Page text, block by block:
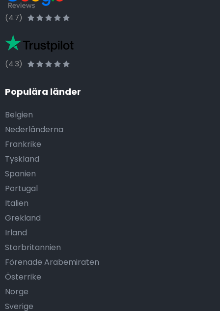
(4.7)
(4.3)
Populära länder
Belgien
Nederländerna
Frankrike
Tyskland
Spanien
Portugal
Italien
Grekland
Irland
Storbritannien
Förenade Arabemiraten
Österrike
Norge
Sverige